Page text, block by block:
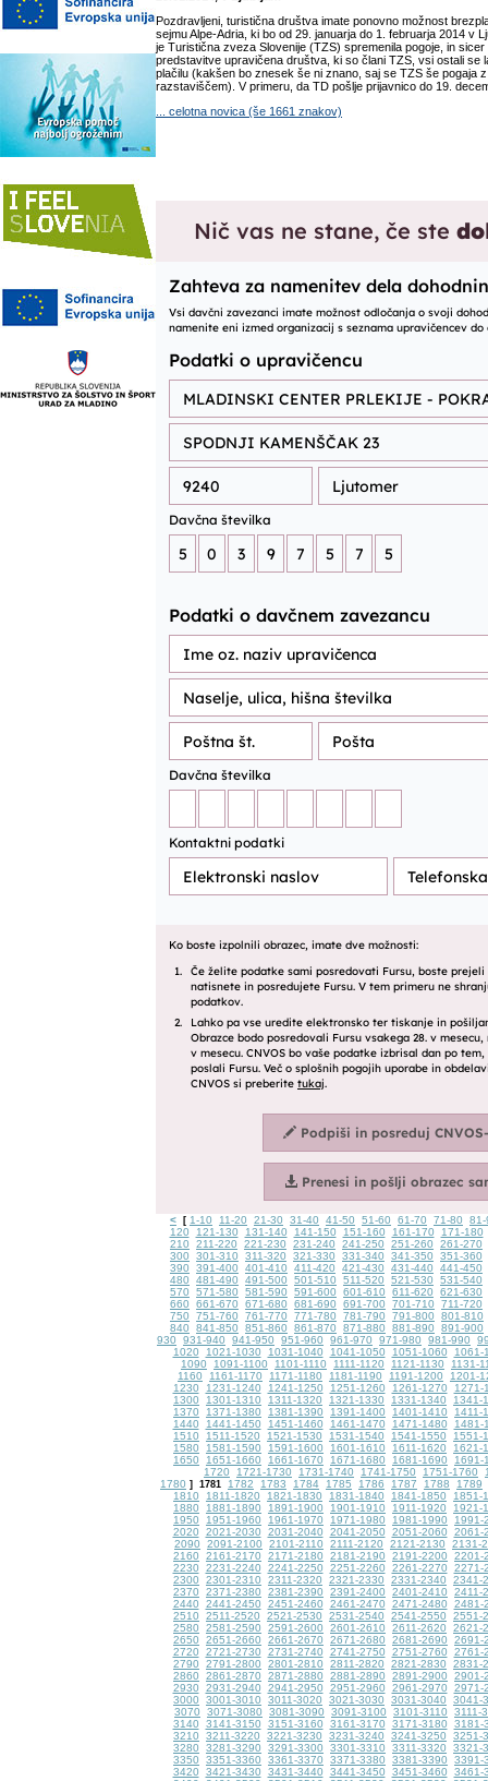
Pozdravljeni, turistična društva imate ponovno možnost
sejmu Alpe-Adria, ki bo od 29. januarja do 1. februarja 2014 v
je Turistična zveza Slovenije (TZS) spremenila pogoje, in
predstavitve upravičena društva, ki so člani TZS, vsi ostali se
plačilu (kakšen bo znesek še ni znano, saj se TZS še pogaja
razstaviščem). V primeru, da TD pošlje prijavnico do 19.
... celotna novica (še 1661 znakov)
< [ 1-10 11-20 21-30 31-40 41-50 51-60 61-70 71-80
81-
120
121-130 131-140 141-150 151-160 161-170
171-180
210
211-220 221-230 231-240 241-250 251-260
261-270
300
301-310 311-320 321-330 331-340 341-350
351-360
390
391-400 401-410 411-420 421-430 431-440
441-450
480
481-490 491-500 501-510 511-520 521-530
531-540
570
571-580 581-590 591-600 601-610 611-620
621-630
660
661-670 671-680 681-690 691-700 701-710
711-720
750
751-760 761-770 771-780 781-790 791-800
801-810
840
841-850 851-860 861-870 871-880 881-890
891-900
930
931-940 941-950 951-960 961-970 971-980 981-990
1020
1021-1030 1031-1040 1041-1050 1051-1060
1061-
1090
1091-1100 1101-1110 1111-1120 1121-1130
1131-
1160
1161-1170 1171-1180 1181-1190 1191-1200
1201-
1230
1231-1240 1241-1250 1251-1260 1261-1270
1271-
1300
1301-1310 1311-1320 1321-1330 1331-1340
1341-
1370
1371-1380 1381-1390 1391-1400 1401-1410
1411-
1440
1441-1450 1451-1460 1461-1470 1471-1480
1481-
1510
1511-1520 1521-1530 1531-1540 1541-1550
1551-
1580
1581-1590 1591-1600 1601-1610 1611-1620
1621-
1650
1651-1660 1661-1670 1671-1680 1681-1690
1691-
1720
1721-1730 1731-1740 1741-1750 1751-1760
1780 ] 1781 1782 1783 1784 1785 1786 1787 1788
1789
1810
1811-1820 1821-1830 1831-1840 1841-1850
1851-
1880
1881-1890 1891-1900 1901-1910 1911-1920
1921-
1950
1951-1960 1961-1970 1971-1980 1981-1990
1991-
2020
2021-2030 2031-2040 2041-2050 2051-2060
2061-
2090
2091-2100 2101-2110 2111-2120 2121-2130
2131-
2160
2161-2170 2171-2180 2181-2190 2191-2200
2201-
2230
2231-2240 2241-2250 2251-2260 2261-2270
2271-
2300
2301-2310 2311-2320 2321-2330 2331-2340
2341-
2370
2371-2380 2381-2390 2391-2400 2401-2410
2411-
2440
2441-2450 2451-2460 2461-2470 2471-2480
2481-
2510
2511-2520 2521-2530 2531-2540 2541-2550
2551-
2580
2581-2590 2591-2600 2601-2610 2611-2620
2621-
2650
2651-2660 2661-2670 2671-2680 2681-2690
2691-
2720
2721-2730 2731-2740 2741-2750 2751-2760
2761-
2790
2791-2800 2801-2810 2811-2820 2821-2830
2831-
2860
2861-2870 2871-2880 2881-2890 2891-2900
2901-
2930
2931-2940 2941-2950 2951-2960 2961-2970
2971-
3000
3001-3010 3011-3020 3021-3030 3031-3040
3041-
3070
3071-3080 3081-3090 3091-3100 3101-3110
3111-
3140
3141-3150 3151-3160 3161-3170 3171-3180
3181-
3210
3211-3220 3221-3230 3231-3240 3241-3250
3251-
3280
3281-3290 3291-3300 3301-3310 3311-3320
3321-
3350
3351-3360 3361-3370 3371-3380 3381-3390
3391-
3420
3421-3430 3431-3440 3441-3450 3451-3460
3461-